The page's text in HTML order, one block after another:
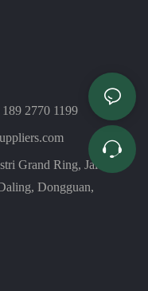
2770 1199
Grand Ring, Jalan
Dongguan,